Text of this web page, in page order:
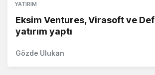
YATIRIM
Eksim Ventures, Virasoft ve
yatırım yaptı
Gözde Ulukan